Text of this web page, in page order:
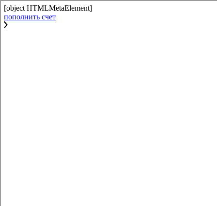
[object HTMLMetaElement]
пополнить счет